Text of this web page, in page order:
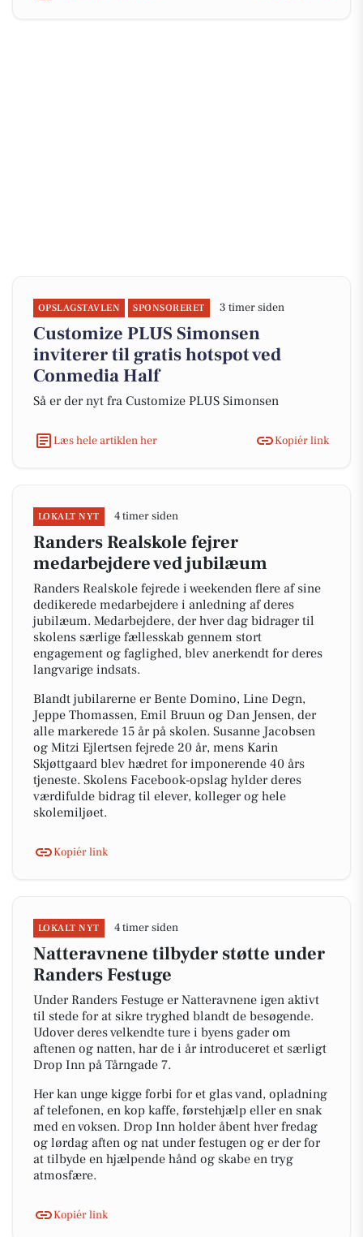
OPSLAGSTAVLEN SPONSORERET 3 timer siden
Customize PLUS Simonsen
inviterer til gratis hotspot ved
Conmedia Half
Så er der nyt fra Customize PLUS Simonsen
Læs hele artiklen her Kopiér link
LOKALT NYT 4 timer siden
Randers Realskole fejrer
medarbejdere ved jubilæum
Randers Realskole fejrede i weekenden flere af sine
dedikerede medarbejdere i anledning af deres
jubilæum. Medarbejdere, der hver dag bidrager til
skolens særlige fællesskab gennem stort
engagement og faglighed, blev anerkendt for deres
langvarige indsats.
Blandt jubilarerne er Bente Domino, Line Degn,
Jeppe Thomassen, Emil Bruun og Dan Jensen, der
alle markerede 15 år på skolen. Susanne Jacobsen
og Mitzi Ejlertsen fejrede 20 år, mens Karin
Skjøttgaard blev hædret for imponerende 40 års
tjeneste. Skolens Facebook-opslag hylder deres
værdifulde bidrag til elever, kolleger og hele
skolemiljøet.
Kopiér link
LOKALT NYT 4 timer siden
Natteravnene tilbyder støtte under
Randers Festuge
Under Randers Festuge er Natteravnene igen aktivt
til stede for at sikre tryghed blandt de besøgende.
Udover deres velkendte ture i byens gader om
aftenen og natten, har de i år introduceret et særligt
Drop Inn på Tårngade 7.
Her kan unge kigge forbi for et glas vand, opladning
af telefonen, en kop kaffe, førstehjælp eller en snak
med en voksen. Drop Inn holder åbent hver fredag
og lørdag aften og nat under festugen og er der for
at tilbyde en hjælpende hånd og skabe en tryg
atmosfære.
Kopiér link